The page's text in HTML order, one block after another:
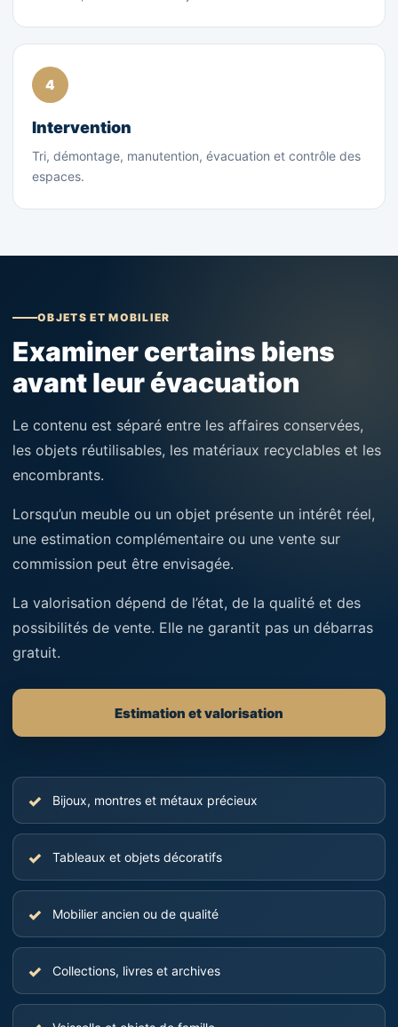
Intervention
Tri, démontage, manutention, évacuation et contrôle des
espaces.
OBJETS ET MOBILIER
Examiner certains biens
avant leur évacuation
Le contenu est séparé entre les affaires conservées,
les objets réutilisables, les matériaux recyclables et les
encombrants.
Lorsqu’un meuble ou un objet présente un intérêt réel,
une estimation complémentaire ou une vente sur
commission peut être envisagée.
La valorisation dépend de l’état, de la qualité et des
possibilités de vente. Elle ne garantit pas un débarras
gratuit.
Estimation et valorisation
Bijoux, montres et métaux précieux
Tableaux et objets décoratifs
Mobilier ancien ou de qualité
Collections, livres et archives